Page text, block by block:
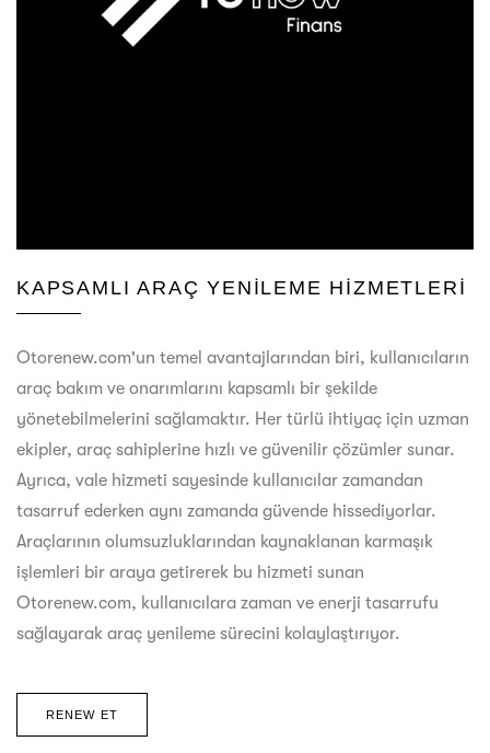
KAPSAMLI ARAÇ YENILEME HIZMETLERI
Otorenew.com'un temel avantajlarından biri, kullanıcıların
araç bakım ve onarımlarını kapsamlı bir şekilde
yönetebilmelerini sağlamaktır. Her türlü ihtiyaç için uzman
ekipler, araç sahiplerine hızlı ve güvenilir çözümler sunar.
Ayrıca, vale hizmeti sayesinde kullanıcılar zamandan
tasarruf ederken aynı zamanda güvende hissediyorlar.
Araçlarının olumsuzluklarından kaynaklanan karmaşık
işlemleri bir araya getirerek bu hizmeti sunan
Otorenew.com, kullanıcılara zaman ve enerji tasarrufu
sağlayarak araç yenileme sürecini kolaylaştırıyor.
RENEW ET